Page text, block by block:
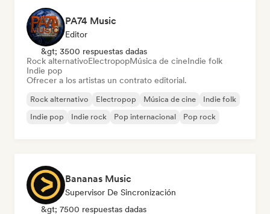
PA74 Music
Editor
&gt; 3500 respuestas dadas
Rock alternativoElectropopMúsica de cineIndie folk
Indie pop
Ofrecer a los artistas un contrato editorial.
Rock alternativo Electropop Música de cine
Indie folk
Indie pop
Indie rock Pop internacional Pop rock
Bananas Music
Supervisor De Sincronización
&gt; 7500 respuestas dadas